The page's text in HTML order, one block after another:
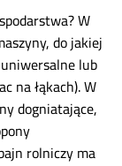
W
do jakiej
lub
na łąkach). W
dogniatające,
rolniczy ma